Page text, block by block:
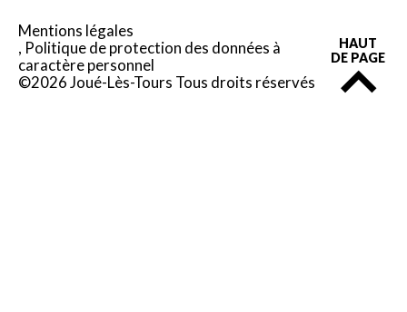
Mentions légales
Politique de protection des données à
caractère personnel
©2026 Joué-Lès-Tours Tous droits réservés
HAUT
DE PAGE